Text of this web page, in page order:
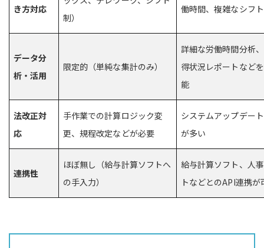
き方対応
制）
働時間、複雑なシフ
データ分
析・活用
限定的（単純な集計のみ）
詳細な労働時間分析
得状況レポートなど
能
法改正対
応
手作業での計算ロジック変
更、規程改定などが必要
システムアップデー
が多い
連携性
ほぼ無し（給与計算ソフトへ
の手入力）
給与計算ソフト、人
トなどとのAPI連携が